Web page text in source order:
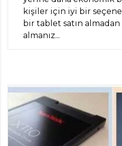
kişiler için iyi bir
bir tablet satın
almanız...